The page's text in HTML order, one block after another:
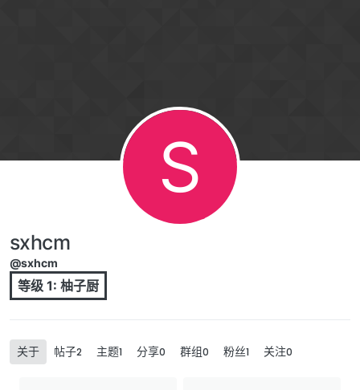
S
sxhcm
@sxhcm
等级 1: 柚子厨
关于 帖子2 主题1 分享0 群组0 粉丝1 关注0